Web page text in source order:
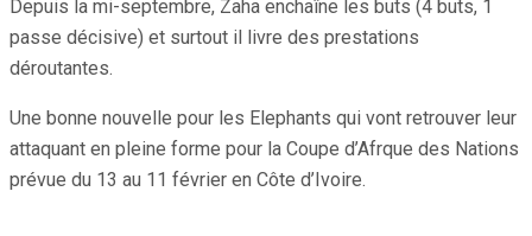
Depuis la mi-septembre, Zaha enchaîne les buts (4 buts, 1
passe décisive) et surtout il livre des prestations
déroutantes.
Une bonne nouvelle pour les Elephants qui vont retrouver leur
attaquant en pleine forme pour la Coupe d’Afrque des Nations
prévue du 13 au 11 février en Côte d’Ivoire.